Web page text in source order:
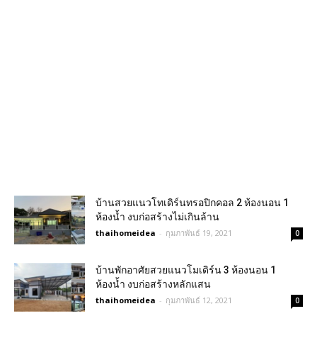
บ้านสวยแนวโทเดิร์นทรอปิกคอล 2 ห้องนอน 1
ห้องน้ำ งบก่อสร้างไม่เกินล้าน
thaihomeidea - กุมภาพันธ์ 19, 2021 0
บ้านพักอาศัยสวยแนวโมเดิร์น 3 ห้องนอน 1
ห้องน้ำ งบก่อสร้างหลักแสน
thaihomeidea - กุมภาพันธ์ 12, 2021 0